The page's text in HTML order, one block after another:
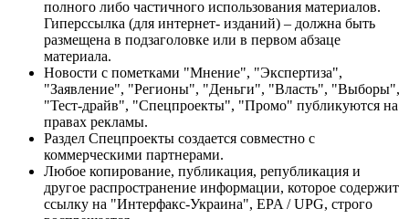
полного либо частичного использования материалов.
Гиперссылка (для интернет- изданий) – должна быть
размещена в подзаголовке или в первом абзаце
материала.
Новости с пометками "Мнение", "Экспертиза",
"Заявление", "Регионы", "Деньги", "Власть", "Выборы",
"Тест-драйв", "Спецпроекты", "Промо" публикуются на
правах рекламы.
Раздел Спецпроекты создается совместно с
коммерческими партнерами.
Любое копирование, публикация, републикация и
другое распространение информации, которое содержит
ссылку на "Интерфакс-Украина", EPA / UPG, строго